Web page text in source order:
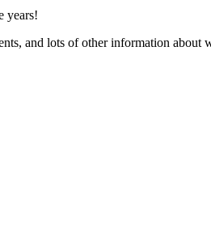
years!
and lots of other information about